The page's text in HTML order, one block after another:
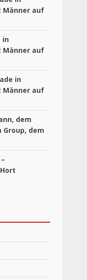
Männer auf
in
Männer auf
in
Männer auf
dem
dem